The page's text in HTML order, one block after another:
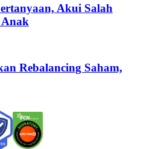
Akui Salah
Rebalancing Saham,